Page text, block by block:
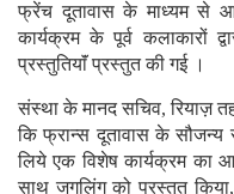
फ्रेंच दूतावास के माध्यम से
कार्यक्रम के पूर्व कलाकारों
प्रस्तुतियाॅं प्रस्तुत की गई ।
संस्था के मानद सचिव, रियाज़
कि फ्रान्स दूतावास के
लिये एक विशेष कार्यक्रम का
साथ जगलिंग को प्रस्तुत